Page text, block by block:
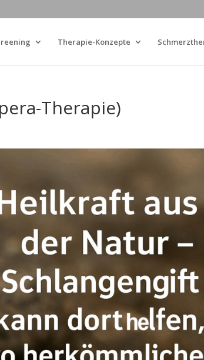
Therapie-Konzepte
Therapie)